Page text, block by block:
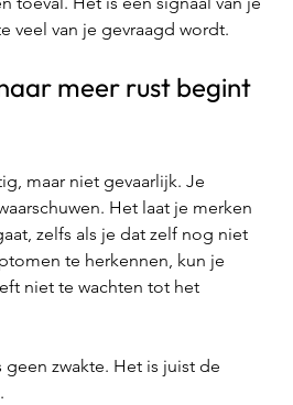
veel van je gevraagd wordt.
meer rust begint
maar niet gevaarlijk. Je
Het laat je merken
zelfs als je dat zelf nog niet
te herkennen, kun je
niet te wachten tot het
geen zwakte. Het is juist de